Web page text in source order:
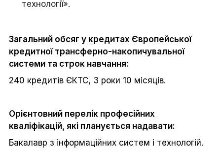
технології».
Загальний обсяг у кредитах Європейської
кредитної трансферно-накопичувальної
системи та строк навчання:
240 кредитів ЄКТС, 3 роки 10 місяців.
Орієнтовний перелік професійних
кваліфікацій, які планується надавати:
Бакалавр з інформаційних систем і технологій.